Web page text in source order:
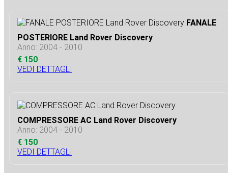
FANALE
POSTERIORE Land Rover Discovery
Anno: 2004 - 2010
€ 150
VEDI DETTAGLI
COMPRESSORE AC Land Rover Discovery
Anno: 2004 - 2010
€ 150
VEDI DETTAGLI